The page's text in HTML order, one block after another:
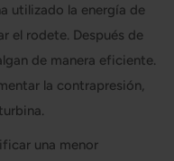
utilizado la energía de
el rodete. Después de
de manera eficiente.
la contrapresión,
una menor